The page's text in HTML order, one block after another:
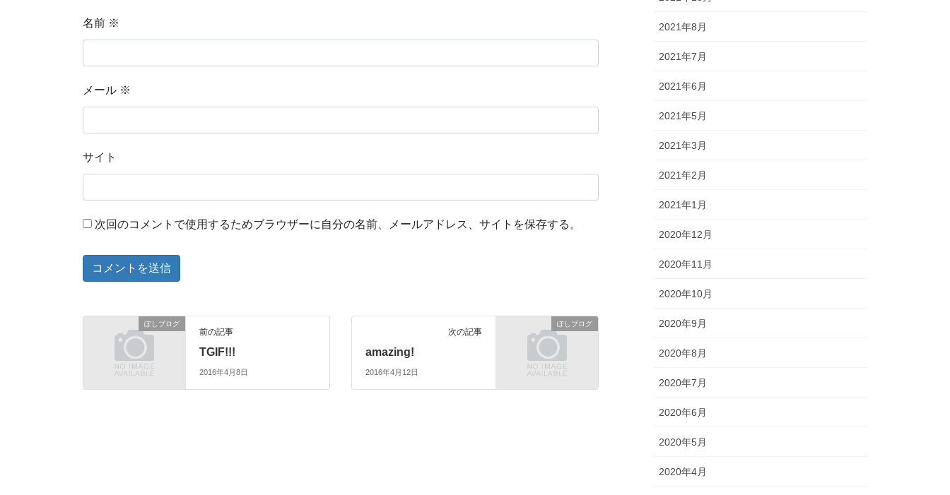
名前 ※
メール ※
サイト
次回のコメントで使用するためブラウザーに自分の名前、メールアドレス、サイトを保存する。
ぽしブログ
前の記事
TGIF!!!
2016年4月8日
ぽしブログ
次の記事
amazing!
2016年4月12日
2021年8月
2021年7月
2021年6月
2021年5月
2021年3月
2021年2月
2021年1月
2020年12月
2020年11月
2020年10月
2020年9月
2020年8月
2020年7月
2020年6月
2020年5月
2020年4月